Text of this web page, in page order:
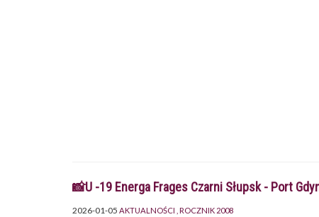
📸U -19 Energa Frages Czarni Słupsk - Port
2026-01-05 AKTUALNOŚCI ROCZNIK 2008